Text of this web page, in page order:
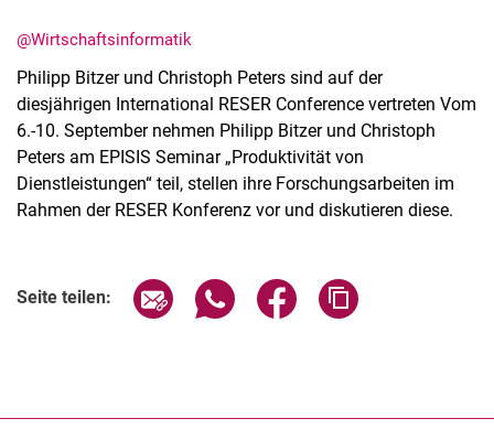
Aktuelles
Stellenangebote
Termine
@Wirtschaftsinformatik
Philipp Bitzer und Christoph Peters sind auf der
diesjährigen International RESER Conference vertreten Vom
6.-10. September nehmen Philipp Bitzer und Christoph
Peters am EPISIS Seminar „Produktivität von
Dienstleistungen“ teil, stellen ihre Forschungsarbeiten im
Rahmen der RESER Konferenz vor und diskutieren diese.
Seite teilen: Seite über E-Mail teilen
Seite über WhatsApp teilen
Seite über Facebook